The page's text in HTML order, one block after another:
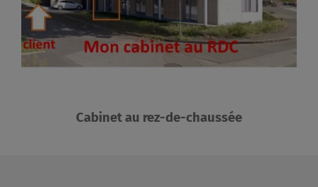
Cabinet au rez-de-chaussée